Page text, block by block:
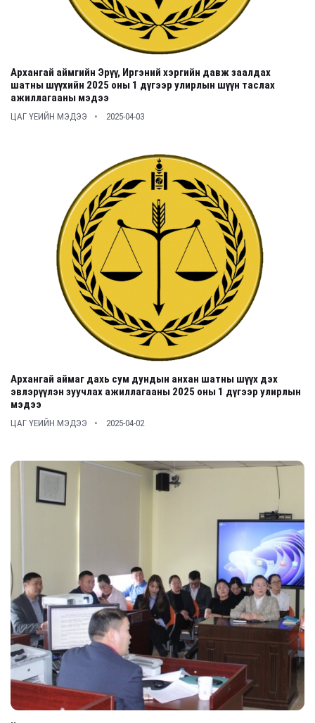
Архангай аймгийн Эрүү, Иргэний хэргийн давж заалдах
шатны шүүхийн 2025 оны 1 дүгээр улирлын шүүн таслах
ажиллагааны мэдээ
ЦАГ ҮЕИЙН МЭДЭЭ 2025-04-03
Архангай аймаг дахь сум дундын анхан шатны шүүх дэх
эвлэрүүлэн зуучлах ажиллагааны 2025 оны 1 дүгээр улирлын
мэдээ
ЦАГ ҮЕИЙН МЭДЭЭ 2025-04-02